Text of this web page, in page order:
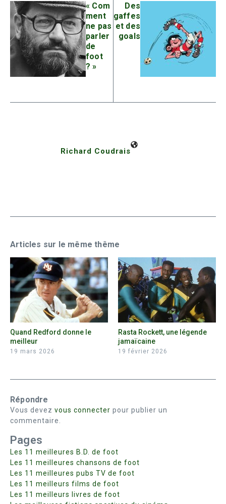
« Com
ment
ne pas
parler
de
foot
? »
Des
gaffes
et des
goals
Richard Coudrais
Articles sur le même thême
Quand Redford donne le
meilleur
19 mars 2026
Rasta Rockett, une légende
jamaïcaine
19 février 2026
Répondre
Vous devez vous connecter pour publier un
commentaire.
Pages
Les 11 meilleures B.D. de foot
Les 11 meilleures chansons de foot
Les 11 meilleures pubs TV de foot
Les 11 meilleurs films de foot
Les 11 meilleurs livres de foot